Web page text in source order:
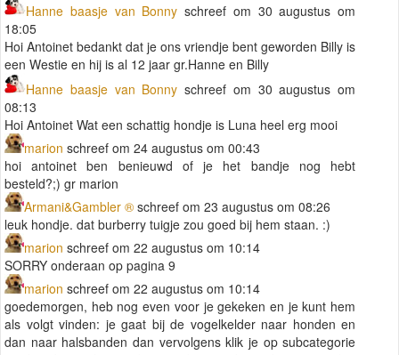
Hanne baasje van Bonnyschreef om 30 augustus om
18:05
Hoi Antoinet bedankt dat je ons vriendje bent geworden Billy is
een Westie en hij is al 12 jaar gr.Hanne en Billy
Hanne baasje van Bonnyschreef om 30 augustus om
08:13
Hoi Antoinet Wat een schattig hondje is Luna heel erg mooi
marion schreef om 24 augustus om 00:43
hoi antoinet ben benieuwd of je het bandje nog hebt
besteld?;) gr marion
Armani&Gambler ® schreef om 23 augustus om 08:26
leuk hondje. dat burberry tuigje zou goed bij hem staan. :)
marion schreef om 22 augustus om 10:14
SORRY onderaan op pagina 9
marion schreef om 22 augustus om 10:14
goedemorgen, heb nog even voor je gekeken en je kunt hem
als volgt vinden: je gaat bij de vogelkelder naar honden en
dan naar halsbanden dan vervolgens klik je op subcategorie